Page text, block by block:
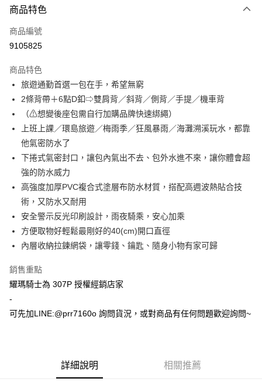
信用卡一次付款
超商取貨付款
ATM付款
運送方式
全家取貨付款(安全帽一頂以上請選宅配)
每筆NT$60，滿NT$1,000(含以上)免運費
7-11取貨付款(安全帽一頂以上請選宅配)
每筆NT$60，滿NT$1,000(含以上)免運費
宅配
每筆NT$100，滿NT$1,000(含以上)免運費
商品特色
商品編號
9105825
商品特色
旅遊通勤首選一包在手，希望無窮
2條背帶＋6點D釦⇨雙肩背／斜背／側背／手提／機車背
（⚠想變後座包需自行加購品牌快速綁繩）
上班上課／環島旅遊／梅雨季／狂風暴雨／海灘溯溪玩水，都靠
他氣密防水了
下捲式氣密封口，讓包內氣出不去、包外水進不來，讓你體會超
強的防水威力
高強度加厚PVC複合式塗層布防水材質，搭配高週波熱貼合技
術，又防水又耐用
安全警示反光印刷設計，雨夜騎乘，安心加乘
方便取物好輕鬆最剛好的40(cm)開口直徑
內層收納拉鍊網袋，讓零錢、鑰匙、隨身小物有家可歸
銷售重點
耀瑪騎士為 307P 授權經銷店家
-
可先加LINE:@prr7160o 詢問貨況，或對商品有任何問題歡迎詢問~
詳細說明 相關推薦